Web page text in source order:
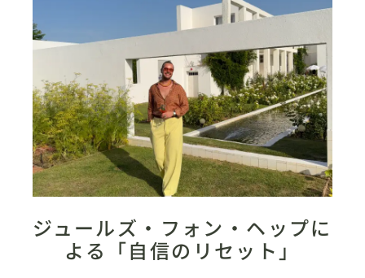
ジュールズ・フォン・ヘップに
よる「自信のリセット」